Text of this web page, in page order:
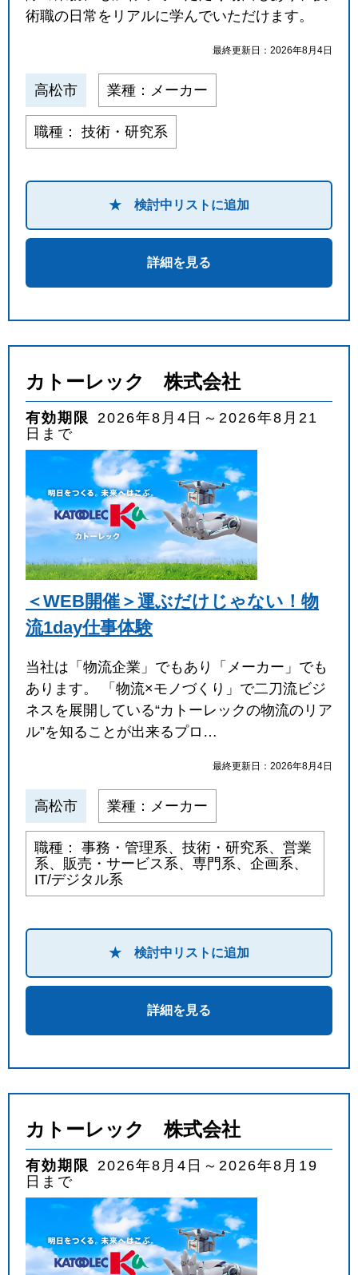
術職の日常をリアルに学んでいただけます。
最終更新日：2026年8月4日
高松市 業種：メーカー
職種： 技術・研究系
★ 検討中リストに追加
詳細を見る
カトーレック 株式会社
有効期限 2026年8月4日～2026年8月21
日まで
＜WEB開催＞運ぶだけじゃない！物
流1day仕事体験
当社は「物流企業」でもあり「メーカー」でも
あります。 「物流×モノづくり」で二刀流ビジ
ネスを展開している“カトーレックの物流のリア
ル”を知ることが出来るプロ…
最終更新日：2026年8月4日
高松市 業種：メーカー
職種： 事務・管理系、技術・研究系、営業
系、販売・サービス系、専門系、企画系、
IT/デジタル系
★ 検討中リストに追加
詳細を見る
カトーレック 株式会社
有効期限 2026年8月4日～2026年8月19
日まで